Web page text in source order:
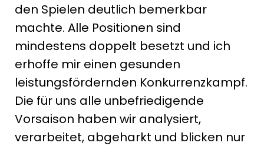
den Spielen deutlich bemerkbar
machte. Alle Positionen sind
mindestens doppelt besetzt und ich
erhoffe mir einen gesunden
leistungsfördernden Konkurrenzkampf.
Die für uns alle unbefriedigende
Vorsaison haben wir analysiert,
verarbeitet, abgeharkt und blicken nur